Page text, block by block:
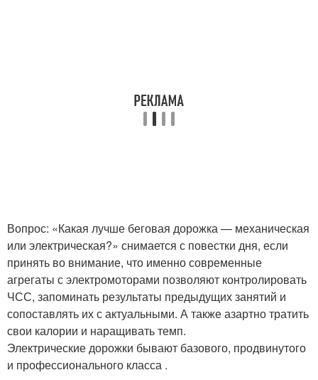
Вопрос: «Какая лучше беговая дорожка — механическая
или электрическая?» снимается с повестки дня, если
принять во внимание, что именно современные
агрегаты с электромоторами позволяют контролировать
ЧСС, запоминать результаты предыдущих занятий и
сопоставлять их с актуальными. А также азартно тратить
свои калории и наращивать темп.
Электрические дорожки бывают базового, продвинутого
и профессионального класса .